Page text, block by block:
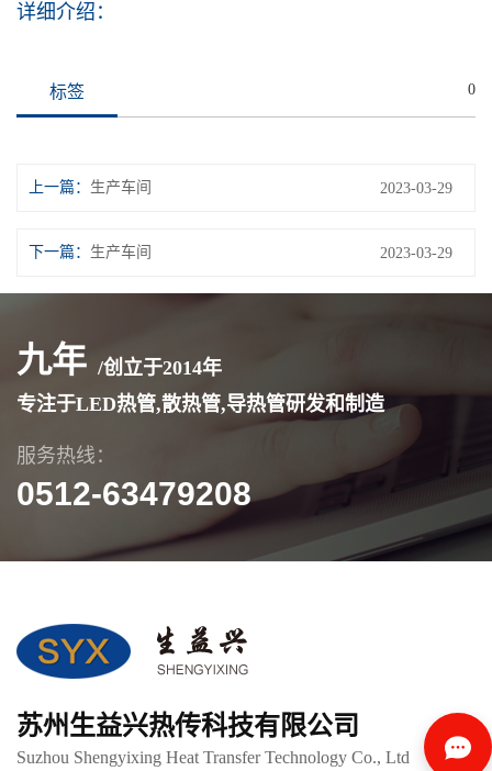
详细介绍：
标签 0
上一篇： 生产车间 2023-03-29
下一篇： 生产车间 2023-03-29
九年 /创立于2014年
专注于LED热管,散热管,导热管研发和制造
服务热线：
0512-63479208
苏州生益兴热传科技有限公司
Suzhou Shengyixing Heat Transfer Technology Co., Ltd